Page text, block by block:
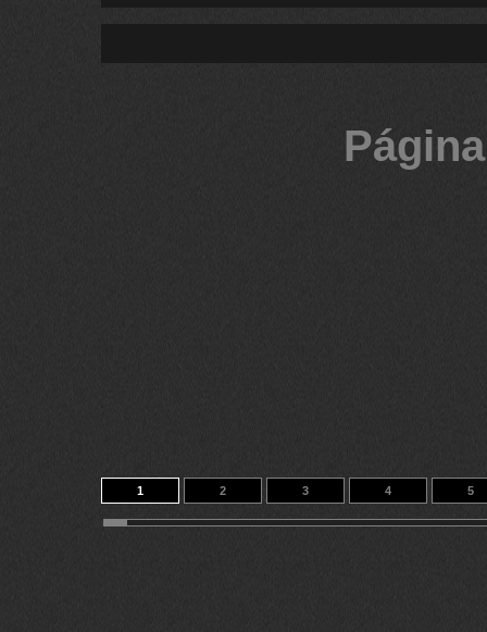
1 2 3 4 5
11 12 13 14 297